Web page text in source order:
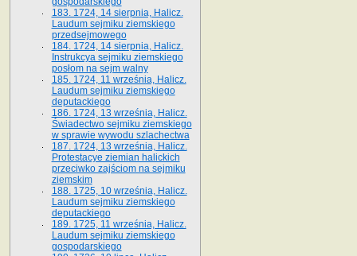
183. 1724, 14 sierpnia, Halicz.
Laudum sejmiku ziemskiego
przedsejmowego
184. 1724, 14 sierpnia, Halicz.
Instrukcya sejmiku ziemskiego
posłom na sejm walny
185. 1724, 11 września, Halicz.
Laudum sejmiku ziemskiego
deputackiego
186. 1724, 13 września, Halicz.
Świadectwo sejmiku ziemskiego
w sprawie wywodu szlachectwa
187. 1724, 13 września, Halicz.
Protestacye ziemian halickich
przeciwko zajściom na sejmiku
ziemskim
188. 1725, 10 września, Halicz.
Laudum sejmiku ziemskiego
deputackiego
189. 1725, 11 września, Halicz.
Laudum sejmiku ziemskiego
gospodarskiego